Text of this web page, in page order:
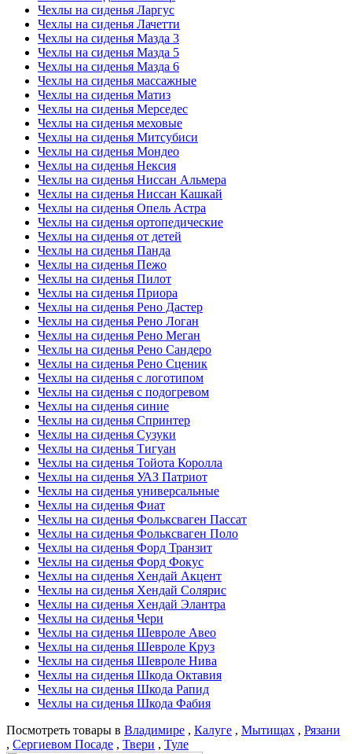
Чехлы на сиденья Ларгус
Чехлы на сиденья Лачетти
Чехлы на сиденья Мазда 3
Чехлы на сиденья Мазда 5
Чехлы на сиденья Мазда 6
Чехлы на сиденья массажные
Чехлы на сиденья Матиз
Чехлы на сиденья Мерседес
Чехлы на сиденья меховые
Чехлы на сиденья Митсубиси
Чехлы на сиденья Мондео
Чехлы на сиденья Нексия
Чехлы на сиденья Ниссан Альмера
Чехлы на сиденья Ниссан Кашкай
Чехлы на сиденья Опель Астра
Чехлы на сиденья ортопедические
Чехлы на сиденья от детей
Чехлы на сиденья Панда
Чехлы на сиденья Пежо
Чехлы на сиденья Пилот
Чехлы на сиденья Приора
Чехлы на сиденья Рено Дастер
Чехлы на сиденья Рено Логан
Чехлы на сиденья Рено Меган
Чехлы на сиденья Рено Сандеро
Чехлы на сиденья Рено Сценик
Чехлы на сиденья с логотипом
Чехлы на сиденья с подогревом
Чехлы на сиденья синие
Чехлы на сиденья Спринтер
Чехлы на сиденья Сузуки
Чехлы на сиденья Тигуан
Чехлы на сиденья Тойота Королла
Чехлы на сиденья УАЗ Патриот
Чехлы на сиденья универсальные
Чехлы на сиденья Фиат
Чехлы на сиденья Фольксваген Пассат
Чехлы на сиденья Фольксваген Поло
Чехлы на сиденья Форд Транзит
Чехлы на сиденья Форд Фокус
Чехлы на сиденья Хендай Акцент
Чехлы на сиденья Хендай Солярис
Чехлы на сиденья Хендай Элантра
Чехлы на сиденья Чери
Чехлы на сиденья Шевроле Авео
Чехлы на сиденья Шевроле Круз
Чехлы на сиденья Шевроле Нива
Чехлы на сиденья Шкода Октавия
Чехлы на сиденья Шкода Рапид
Чехлы на сиденья Шкода Фабия
Посмотреть товары в Владимире , Калуге , Мытищах , Рязани
, Сергиевом Посаде , Твери , Туле